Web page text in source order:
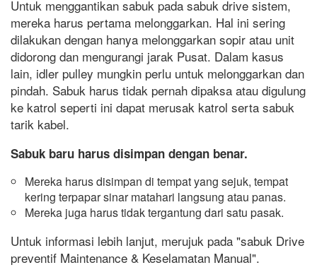
Untuk menggantikan sabuk pada sabuk drive sistem,
mereka harus pertama melonggarkan. Hal ini sering
dilakukan dengan hanya melonggarkan sopir atau unit
didorong dan mengurangi jarak Pusat. Dalam kasus
lain, idler pulley mungkin perlu untuk melonggarkan dan
pindah. Sabuk harus tidak pernah dipaksa atau digulung
ke katrol seperti ini dapat merusak katrol serta sabuk
tarik kabel.
Sabuk baru harus disimpan dengan benar.
Mereka harus disimpan di tempat yang sejuk, tempat
kering terpapar sinar matahari langsung atau panas.
Mereka juga harus tidak tergantung dari satu pasak.
Untuk informasi lebih lanjut, merujuk pada "sabuk Drive
preventif Maintenance & Keselamatan Manual".